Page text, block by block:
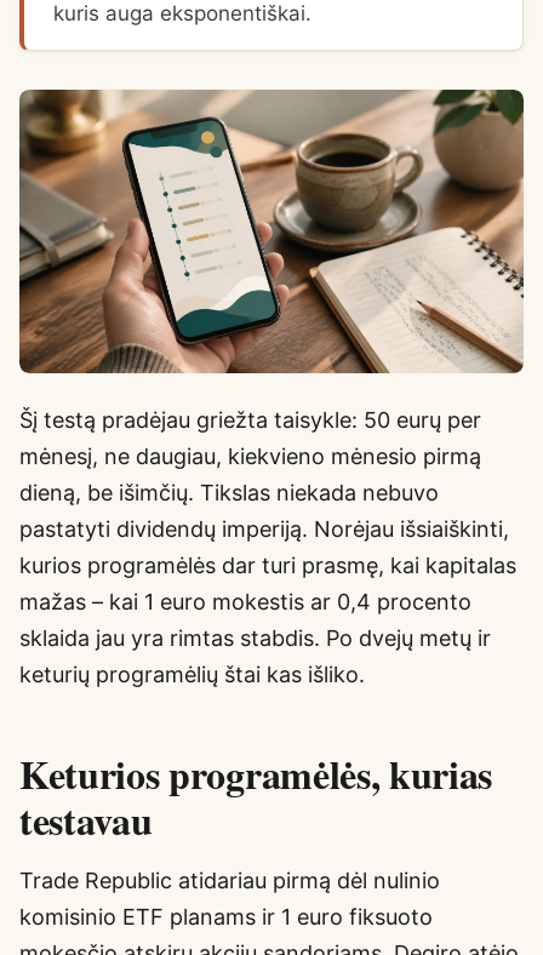
kuris auga eksponentiškai.
Šį testą pradėjau griežta taisykle: 50 eurų per
mėnesį, ne daugiau, kiekvieno mėnesio pirmą
dieną, be išimčių. Tikslas niekada nebuvo
pastatyti dividendų imperiją. Norėjau išsiaiškinti,
kurios programėlės dar turi prasmę, kai kapitalas
mažas – kai 1 euro mokestis ar 0,4 procento
sklaida jau yra rimtas stabdis. Po dvejų metų ir
keturių programėlių štai kas išliko.
Keturios programėlės, kurias
testavau
Trade Republic atidariau pirmą dėl nulinio
komisinio ETF planams ir 1 euro fiksuoto